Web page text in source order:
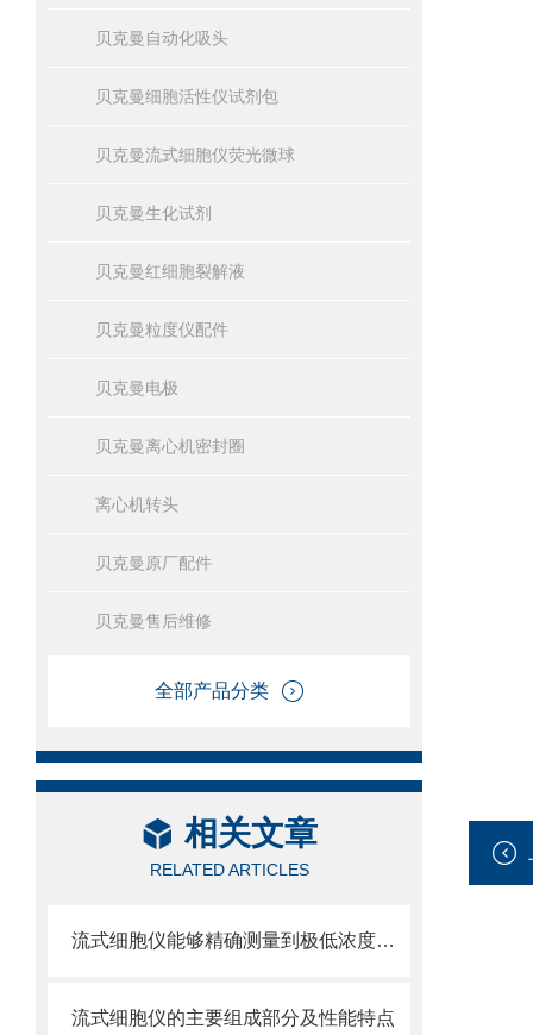
贝克曼自动化吸头
贝克曼细胞活性仪试剂包
贝克曼流式细胞仪荧光微球
贝克曼生化试剂
贝克曼红细胞裂解液
贝克曼粒度仪配件
贝克曼电极
贝克曼离心机密封圈
离心机转头
贝克曼原厂配件
贝克曼售后维修
全部产品分类
相关文章
RELATED ARTICLES
流式细胞仪能够精确测量到极低浓度的标记物
流式细胞仪的主要组成部分及性能特点